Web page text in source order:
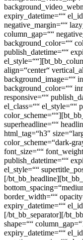
expiry_datetime=““
negative_margin=““
column_gap=““
background_color=““
publish_datetime=““
align=“center“
background_image=““
background_color=““
responsive=““
el_class=““ el_style=““
superheadline=““
html_tag=“h3″
color_scheme=“dark-
font_size=““
publish_datetime=““
el_style=““
[/
border_width=““
expiry_datetime=““
[/bt_bb_separator][/
shape=““
expiry_datetime=““